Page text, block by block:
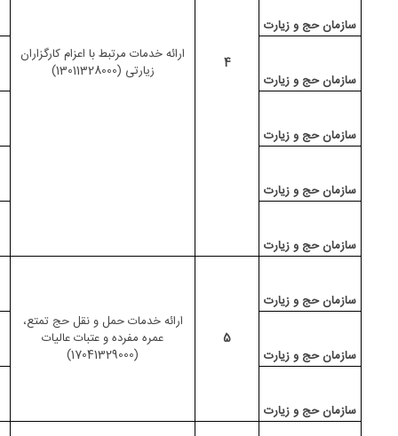
4
ارائه خدمات مرتبط با اعزام کارگزاران
زیارتی (13011328000)
سازمان حج و زیارت
سازمان حج و زیارت
سازمان حج و زیارت
سازمان حج و زیارت
سازمان حج و زیارت
سازمان حج و زیارت
5
ارائه خدمات حمل و نقلحج تمتع،
عمره مفردهو عتبات عالیات
(17041329000)
سازمان حج و زیارت
سازمان حج و زیارت